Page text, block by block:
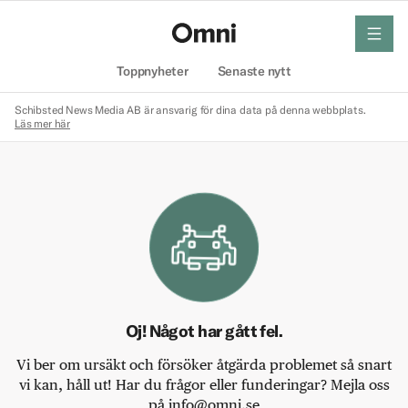
Toppnyheter Senaste nytt
meny
Schibsted News Media AB är ansvarig för dina data på denna webbplats.
Läs mer här
Oj! Något har gått fel.
Vi ber om ursäkt och försöker åtgärda problemet så snart
vi kan, håll ut! Har du frågor eller funderingar? Mejla oss